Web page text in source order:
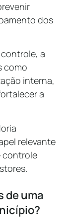
dos
a
como
interna,
a
relevante
controle
de uma